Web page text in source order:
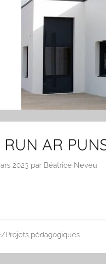
AR
2023 par Béatrice Neveu
Projets pédagogiques